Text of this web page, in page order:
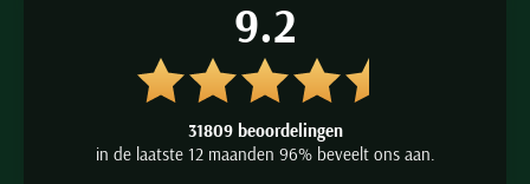
9.2
31809 beoordelingen
in de laatste 12 maanden 96% beveelt ons aan.